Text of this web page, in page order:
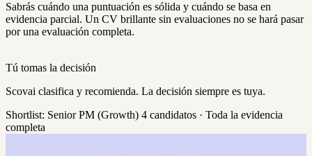
Sabrás cuándo una puntuación es sólida y cuándo se basa en
evidencia parcial. Un CV brillante sin evaluaciones no se hará pasar
por una evaluación completa.
Tú tomas la decisión
Scovai clasifica y recomienda. La decisión siempre es tuya.
Shortlist: Senior PM (Growth) 4 candidatos · Toda la evidencia
completa